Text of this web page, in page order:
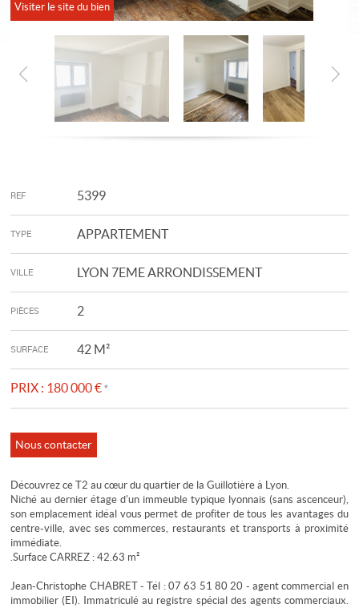
Visiter le site du bien
REF 5399
TYPE APPARTEMENT
VILLE LYON 7EME ARRONDISSEMENT
PIÈCES 2
SURFACE 42 M²
PRIX : 180 000 €*
Nous contacter
Découvrez ce T2 au cœur du quartier de la Guillotière à Lyon.
Niché au dernier étage d'un immeuble typique lyonnais (sans ascenceur),
son emplacement idéal vous permet de profiter de tous les avantages du
centre-ville, avec ses commerces, restaurants et transports à proximité
immédiate.
.Surface CARREZ : 42.63 m²
Jean-Christophe CHABRET - Tél : 07 63 51 80 20 - agent commercial en
immobilier (EI). Immatriculé au registre spécial des agents commerciaux.